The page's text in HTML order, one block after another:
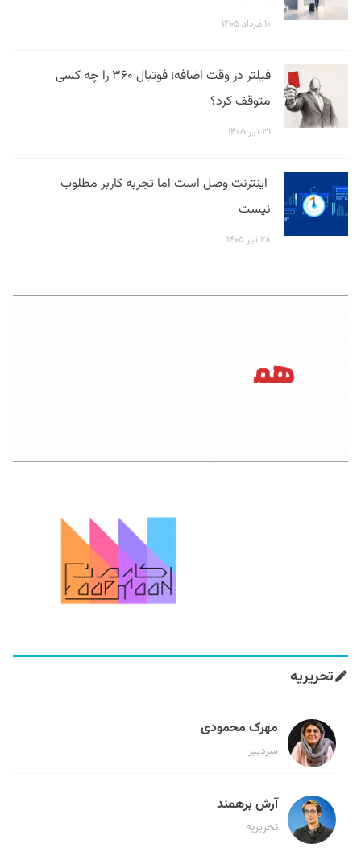
۱۰ مرداد ۱۴۰۵
فیلتر در وقت اضافه؛ فوتبال ۳۶۰ را چه کسی
متوقف کرد؟
۳۱ تیر ۱۴۰۵
اینترنت وصل است اما تجربه کاربر مطلوب
نیست
۲۸ تیر ۱۴۰۵
تحریریه
مهرک محمودی
سردبیر
آرش برهمند
تحریریه